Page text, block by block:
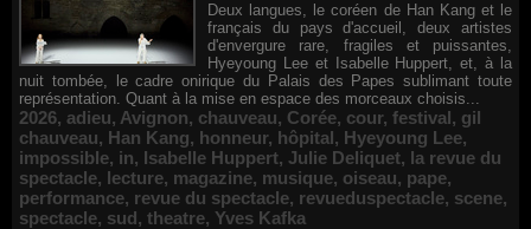
Deux langues, le coréen de Han Kang et le
français du pays d'accueil, deux artistes
d'envergure rare, fragiles et puissantes,
Hyeyoung Lee et Isabelle Huppert, et, à la
nuit tombée, le cadre onirique du Palais des Papes sublimant toute
représentation. Quant à la mise en espace des morceaux choisis...
2026, adieu, Avignon, chauveau, Corée, cour, festival, gil
chauveau, Han Kang, honneur, hôpital, Hyeyoung Lee,
impossible, in, Isabelle Huppert, Julie Deliquet, la revue du
spectacle, lecture, magazine, musique, oiseau, pape,
performance, revue du spectacle, revueduspectacle, scene,
spectacle, sud, theatre, Yves Kafka